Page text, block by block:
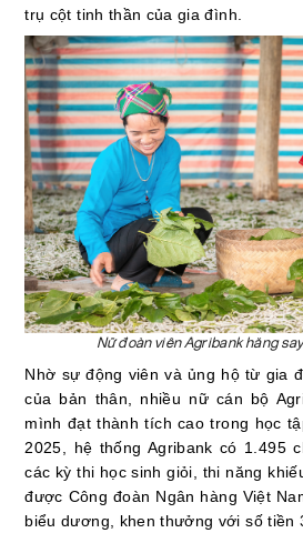
trụ cột tinh thần của gia đình.
Nữ đoàn viên Agribank hăng
Nhờ sự động viên và ủng hộ từ gia
của bản thân, nhiều nữ cán bộ
mình đạt thành tích cao trong học
2025, hệ thống Agribank có 1.495
các kỳ thi học sinh giỏi, thi năng
được Công đoàn Ngân hàng Việt
biểu dương, khen thưởng với số tiền